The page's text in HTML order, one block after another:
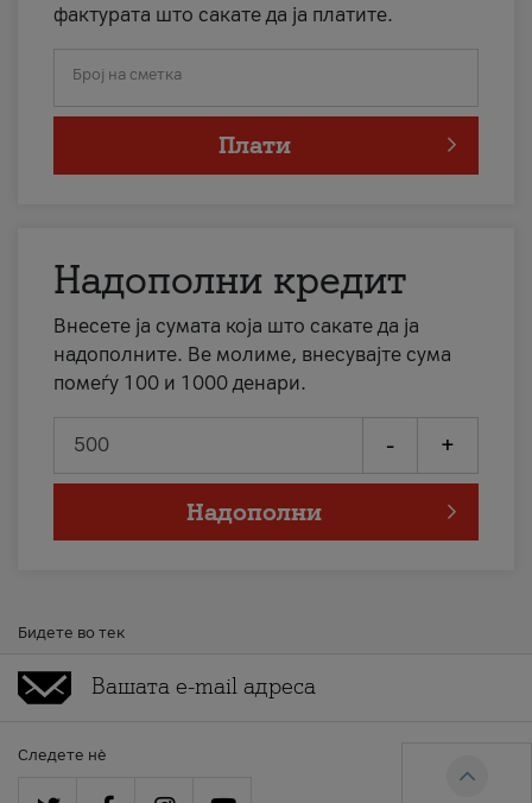
фактурата што сакате да ја платите.
Број на сметка
Плати
Надополни кредит
Внесете ја сумата која што сакате да ја
надополните. Ве молиме, внесувајте сума
помеѓу 100 и 1000 денари.
- +
Надополни
Бидете во тек
Следете нè